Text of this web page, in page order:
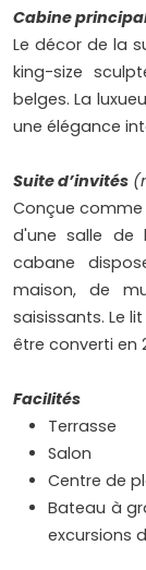
Cabine
Le décor de la
king-size
belges. La
une élégance
Suite d’invités
Conçue comme
d'une salle de
cabane
maison, de
saisissants. Le
être converti en
Facilités
Terrasse
Salon
Centre de
Bateau à
excursions